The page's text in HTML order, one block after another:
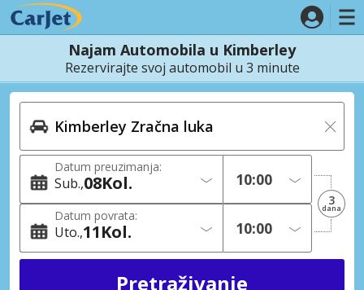
Najam Automobila u Kimberley
Rezervirajte svoj automobil u 3 minute
Datum preuzimanja:
Sub. 08Kol.
Datum povrata:
Uto. 11Kol.
3
dana